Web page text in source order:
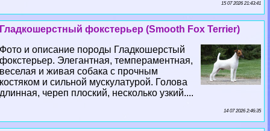
15 07 2026 21:43:41
Гладкошерстный фокстерьер (Smooth Fox Terrier)
Фото и описание породы Гладкошерстый
фокстерьер. Элегантная, темпераментная,
веселая и живая собака с прочным
костяком и сильной мускулатурой. Голова
длинная, череп плоский, несколько узкий....
14 07 2026 2:46:35